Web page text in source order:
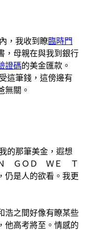
，我收到瞭臨時門
，母親在與我到銀行
證碼的美金匯款。
筆錢，這傍邊有
無關。
那筆美金，遐想
Ｎ ＧＯＤ ＷＥ Ｔ
仍是人的欲看。我更
間好像有瞭某些
他高考將至。情感的